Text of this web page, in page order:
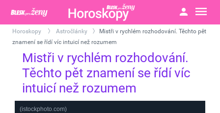
Horoskopy Astročlánky
Mistři v rychlém rozhodování. Těchto pět
znamení se řídí víc intuicí než rozumem
Mistři v rychlém rozhodování.
Těchto pět znamení se řídí víc
intuicí než rozumem
(istockphoto.com)